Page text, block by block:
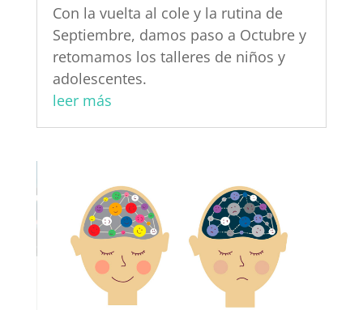
Con la vuelta al cole y la rutina de
Septiembre, damos paso a Octubre y
retomamos los talleres de niños y
adolescentes.
leer más